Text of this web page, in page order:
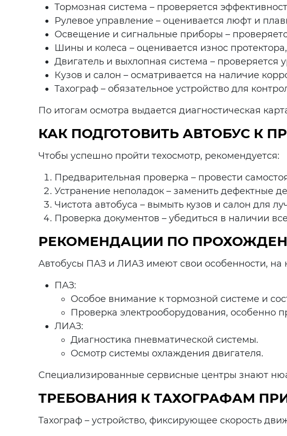
Тормозная система – проверяется
Рулевое управление – оценивается люфт и
Освещение и сигнальные приборы –
Шины и колеса – оценивается износ
Двигатель и выхлопная система – проверяется
Кузов и салон – осматривается на наличие
Тахограф – обязательное устройство для
По итогам осмотра выдается диагностическая
КАК ПОДГОТОВИТЬ АВТОБУС К
Чтобы успешно пройти техосмотр, рекомендуется:
Предварительная проверка – провести
Устранение неполадок – заменить дефектные
Чистота автобуса – вымыть кузов и салон для
Проверка документов – убедиться в наличии
РЕКОМЕНДАЦИИ ПО
Автобусы ПАЗ и ЛИАЗ имеют свои особенности, на
ПАЗ:
Особое внимание к тормозной системе и
Проверка электрооборудования, особенно
ЛИАЗ:
Диагностика пневматической системы.
Осмотр системы охлаждения двигателя.
Специализированные сервисные центры знают
ТРЕБОВАНИЯ К ТАХОГРАФАМ
Тахограф – устройство, фиксирующее скорость